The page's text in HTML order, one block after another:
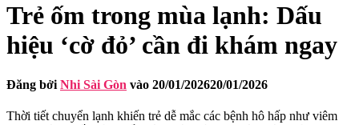
Trẻ ốm trong mùa lạnh: Dấu
hiệu ‘cờ đỏ’ cần đi khám ngay
Đăng bởi Nhi Sài Gòn vào 20/01/202620/01/2026
Thời tiết chuyển lạnh khiến trẻ dễ mắc các bệnh hô hấp như viêm